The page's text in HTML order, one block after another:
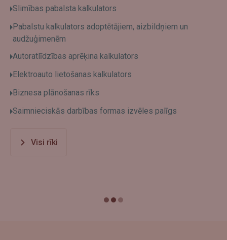
Slimības pabalsta kalkulators
Pabalstu kalkulators adoptētājiem, aizbildņiem un
audžuģimenēm
Autoratlīdzības aprēķina kalkulators
Elektroauto lietošanas kalkulators
Biznesa plānošanas rīks
Saimnieciskās darbības formas izvēles palīgs
Visi rīki